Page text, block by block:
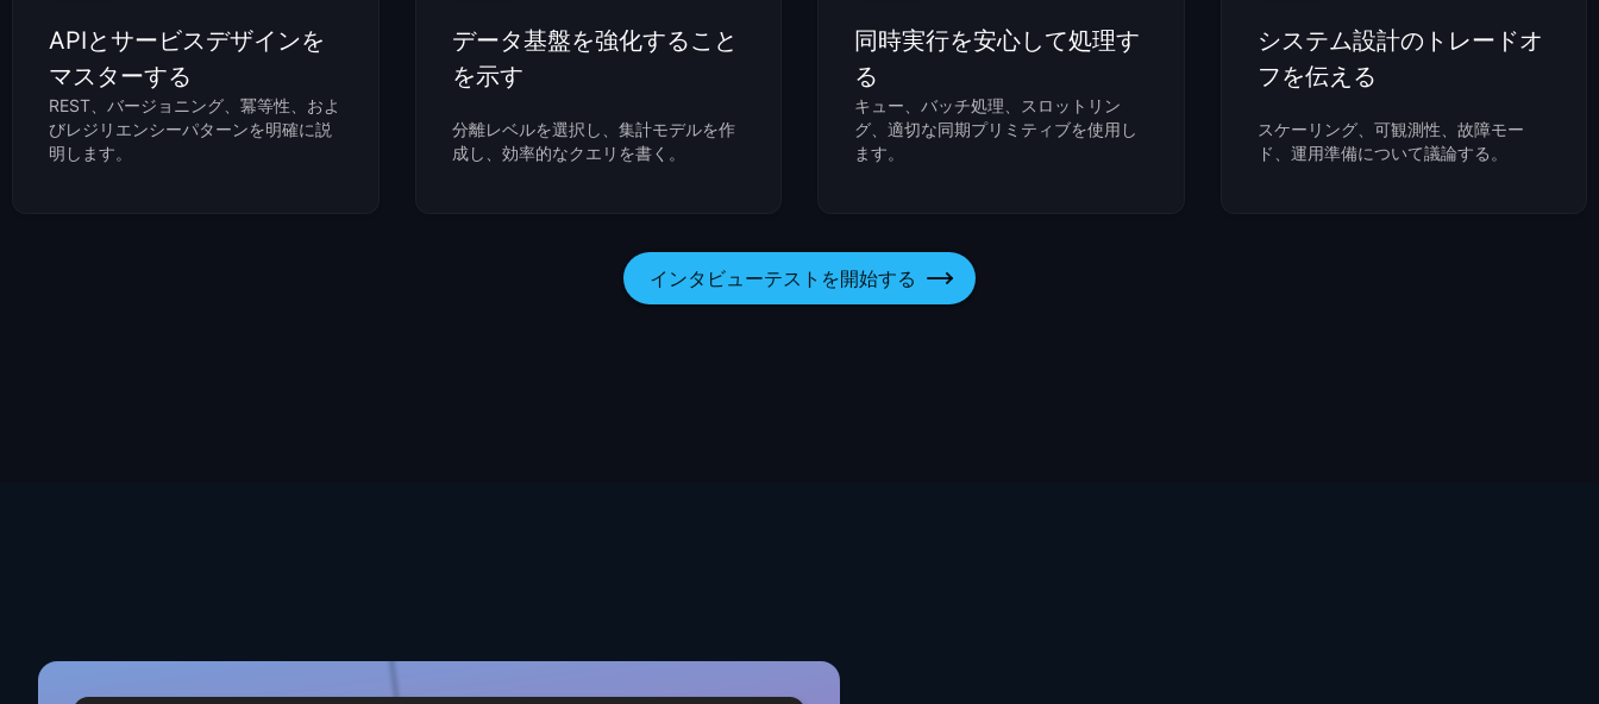
APIとサービスデザインを
マスターする
REST、バージョニング、冪等性、およ
びレジリエンシーパターンを明確に説
明します。
データ基盤を強化すること
を示す
分離レベルを選択し、集計モデルを作
成し、効率的なクエリを書く。
同時実行を安心して処理す
る
キュー、バッチ処理、スロットリン
グ、適切な同期プリミティブを使用し
ます。
システム設計のトレードオ
フを伝える
スケーリング、可観測性、故障モー
ド、運用準備について議論する。
インタビューテストを開始する